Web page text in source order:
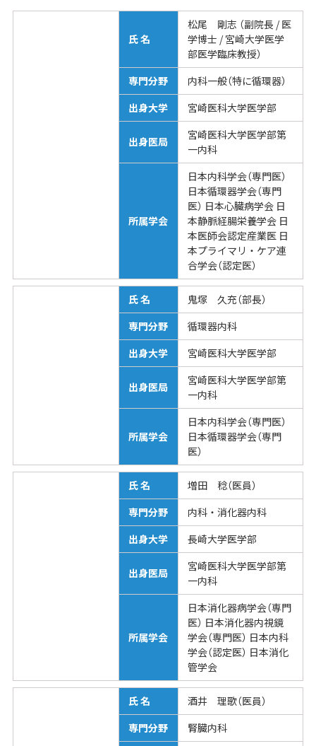
氏 名
松尾 剛志 （副院長 / 医
学博士 / 宮崎大学医学
部医学臨床教授）
専門分野
内科一般（特に循環器）
出身大学
宮崎医科大学医学部
出身医局
宮崎医科大学医学部第
一内科
所属学会
日本内科学会（専門医）
日本循環器学会（専門
医） 日本心臓病学会 日
本静脈経腸栄養学会 日
本医師会認定産業医 日
本プライマリ・ケア連
合学会（認定医）
氏 名
鬼塚 久充（部長）
専門分野
循環器内科
出身大学
宮崎医科大学医学部
出身医局
宮崎医科大学医学部第
一内科
所属学会
日本内科学会（専門医）
日本循環器学会（専門
医）
氏 名
増田 稔（医員）
専門分野
内科・消化器内科
出身大学
長崎大学医学部
出身医局
宮崎医科大学医学部第
一内科
所属学会
日本消化器病学会（専門
医） 日本消化器内視鏡
学会（専門医） 日本内科
学会（認定医） 日本消化
管学会
氏 名
酒井 理歌（医員）
専門分野
腎臓内科